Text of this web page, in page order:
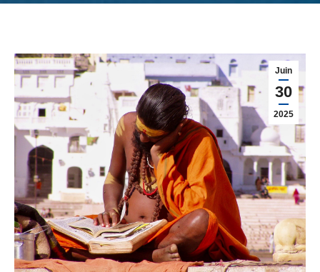
Juin
30
2025